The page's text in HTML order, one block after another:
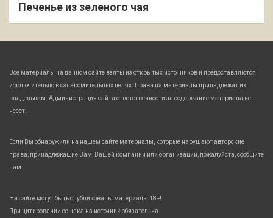
Печенье из зеленого чая
Все материалы на данном сайте взяты из открытых источников и предоставляются
исключительно в ознакомительных целях. Права на материалы принадлежат их
владельцам. Администрация сайта ответственности за содержание материала не
несет.
Если Вы обнаружили на нашем сайте материалы, которые нарушают авторские
права, принадлежащие Вам, Вашей компании или организации, пожалуйста, сообщите
нам.
На сайте могут быть опубликованы материалы 18+!
При цитировании ссылка на источник обязательна.